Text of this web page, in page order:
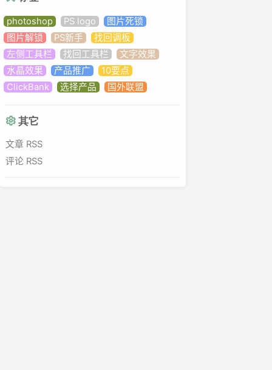
photoshop PS logo
图片死锁
图片解锁
PS新手
找回调板
左侧工具栏
找回工具栏
文字效果
水晶效果
产品推广
10要点
ClickBank
选择产品 国外联盟
其它
文章 RSS
评论 RSS